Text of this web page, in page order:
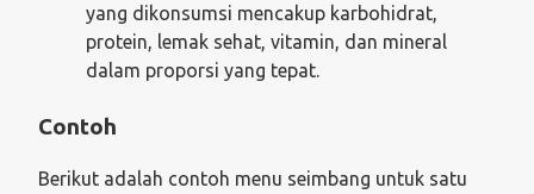
yang dikonsumsi mencakup karbohidrat,
protein, lemak sehat, vitamin, dan mineral
dalam proporsi yang tepat.
Contoh
Berikut adalah contoh menu seimbang untuk satu